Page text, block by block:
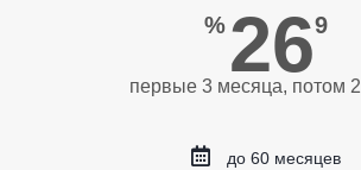
% 269
первые 3 месяца, потом
до 60 месяцев